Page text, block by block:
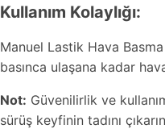
Kullanım Kolaylığı:
Manuel Lastik Hava
basınca ulaşana kadar
Not: Güvenilirlik ve
sürüş keyfinin tadını